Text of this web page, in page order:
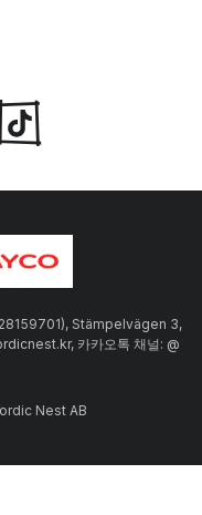
Stämpelvägen 3,
카카오톡 채널: @
Nest AB